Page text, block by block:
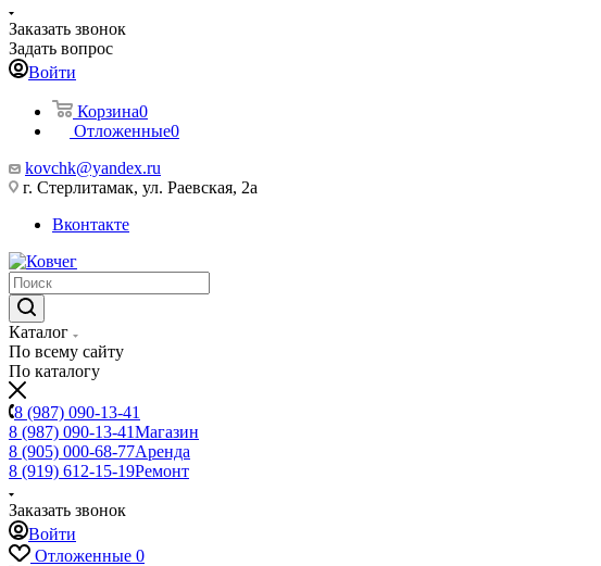
Заказать звонок
Задать вопрос
Войти
Корзина0
Отложенные0
kovchk@yandex.ru
г. Стерлитамак, ул. Раевская, 2а
Вконтакте
Каталог
По всему сайту
По каталогу
8 (987) 090-13-41
8 (987) 090-13-41Магазин
8 (905) 000-68-77Аренда
8 (919) 612-15-19Ремонт
Заказать звонок
Войти
Отложенные 0